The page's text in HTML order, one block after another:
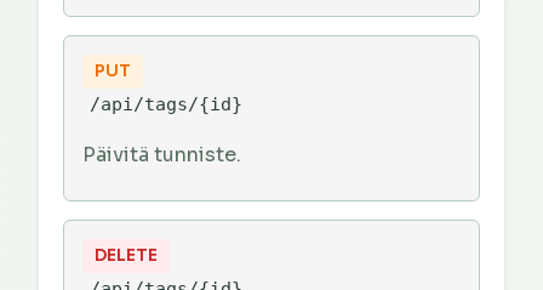
PUT
/api/tags/{id}
Päivitä tunniste.
DELETE